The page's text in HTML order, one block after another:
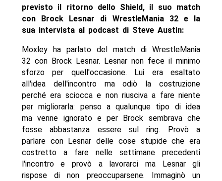
previsto il ritorno dello Shield, il suo match
con Brock Lesnar di WrestleMania 32 e la
sua intervista al podcast di Steve Austin:
Moxley ha parlato del match di WrestleMania
32 con Brock Lesnar. Lesnar non fece il minimo
sforzo per quell'occasione. Lui era esaltato
all'idea dell'incontro ma odiò la costruzione
perché era sciocca e non riusciva a fare niente
per migliorarla: penso a qualunque tipo di idea
ma venne ignorato e per Brock sembrava che
fosse abbastanza essere sul ring. Provò a
parlare con Lesnar delle cose stupide che era
costretto a fare nelle settimane precedenti
l'incontro e provò a lavorarci ma Lesnar gli
rispose di non preoccuparsene. Immaginò un